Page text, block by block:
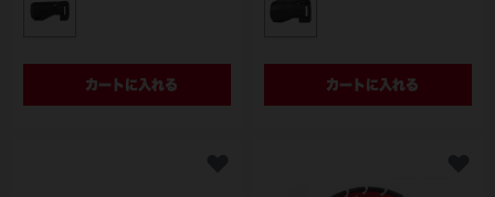
型番49-16-3453 APJ
カートに入れる
型番49-16-2953 APJ
カートに入れる